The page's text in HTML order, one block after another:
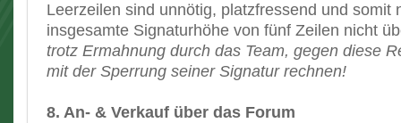
Leerzeilen sind unnötig, platzfressend und somit
insgesamte Signaturhöhe von fünf Zeilen nicht
trotz Ermahnung durch das Team, gegen diese
mit der Sperrung seiner Signatur rechnen!
8. An- & Verkauf über das Forum